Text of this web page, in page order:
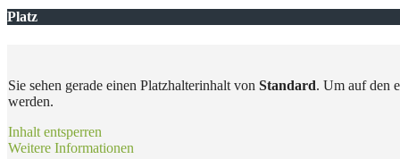
Platz
Sie sehen gerade einen Platzhalterinhalt von Standard. Um auf den
werden.
Inhalt entsperren
Weitere Informationen